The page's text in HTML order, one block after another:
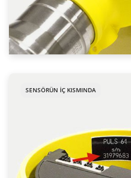
SENSÖRÜN IÇ KISMINDA